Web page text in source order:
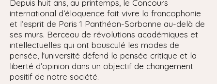
Depuis huit ans, au printemps, le Concours
international d’éloquence fait vivre la francophonie
et l’esprit de Paris 1 Panthéon-Sorbonne au-delà de
ses murs. Berceau de révolutions académiques et
intellectuelles qui ont bousculé les modes de
pensée, l'université défend la pensée critique et la
liberté d’opinion dans un objectif de changement
positif de notre société.